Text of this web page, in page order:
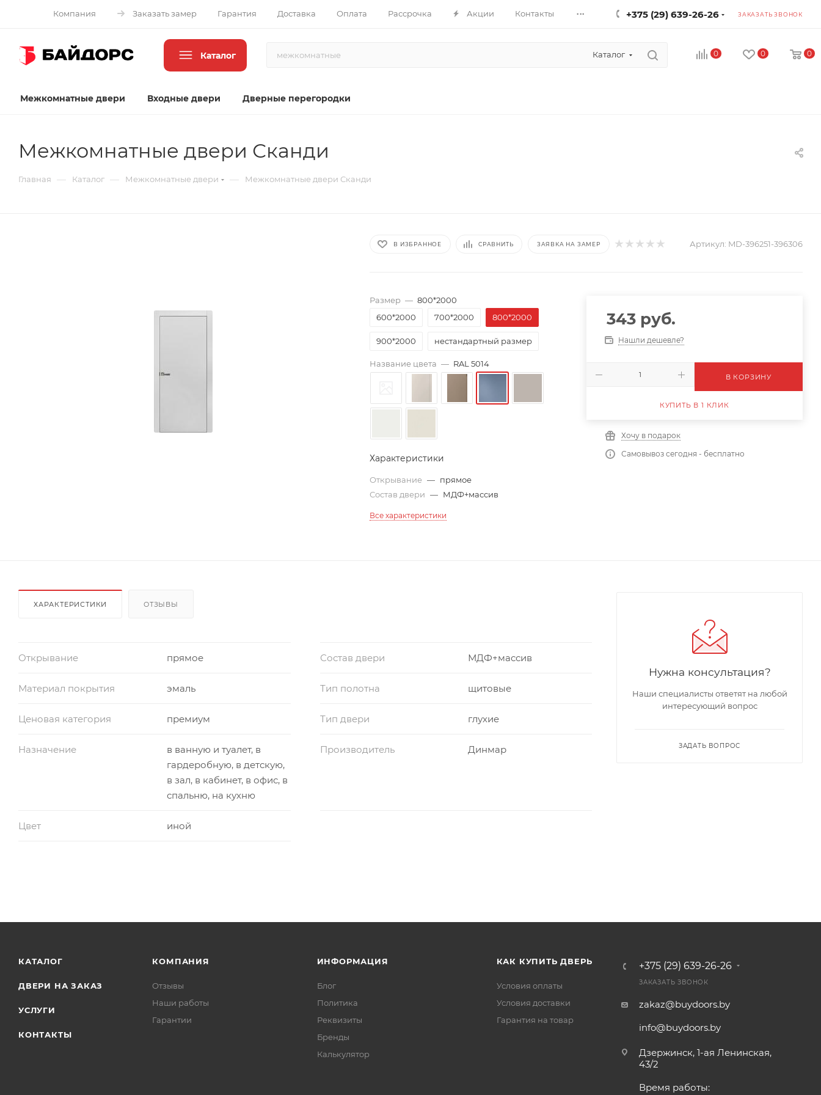
Компания Заказать замер Гарантия Доставка Оплата Рассрочка Акции Контакты ... +375 (29) 639-26-26 ЗАКАЗАТЬ ЗВОНОК
Каталог Каталог 0 0 0
Межкомнатные двери Входные двери Дверные перегородки
Межкомнатные двери Сканди
Главная — Каталог — Межкомнатные двери — Межкомнатные двери Сканди
В ИЗБРАННОЕ СРАВНИТЬ ЗАЯВКА НА ЗАМЕР Артикул: MD-396251-396306
Размер — 800*2000
600*2000
700*2000 800*2000
900*2000 нестандартный размер
Название цвета — RAL 5014
Характеристики
Открывание — прямое
Состав двери — МДФ+массив
Все характеристики
343руб.
Нашли дешевле?
В КОРЗИНУ
КУПИТЬ В 1 КЛИК
Хочу в подарок
Самовывоз сегодня - бесплатно
ХАРАКТЕРИСТИКИ ОТЗЫВЫ
Открывание прямое Состав двери МДФ+массив
Материал покрытия эмаль Тип полотна щитовые
Ценовая категория премиум Тип двери глухие
Назначение
в ванную и туалет, в
гардеробную, в детскую,
в зал, в кабинет, в офис, в
спальню, на кухню
Производитель Динмар
Цвет иной
Нужна консультация?
Наши специалисты ответят на любой
интересующий вопрос
ЗАДАТЬ ВОПРОС
КАТАЛОГ
ДВЕРИ НА ЗАКАЗ
УСЛУГИ
КОНТАКТЫ
КОМПАНИЯ
Отзывы
Наши работы
Гарантии
ИНФОРМАЦИЯ
Блог
Политика
Реквизиты
Бренды
Калькулятор
КАК КУПИТЬ ДВЕРЬ
Условия оплаты
Условия доставки
Гарантия на товар
+375 (29) 639-26-26
ЗАКАЗАТЬ ЗВОНОК
zakaz@buydoors.by
info@buydoors.by
Дзержинск, 1-ая Ленинская,
43/2
Время работы: